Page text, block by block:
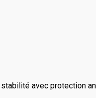
avec protection